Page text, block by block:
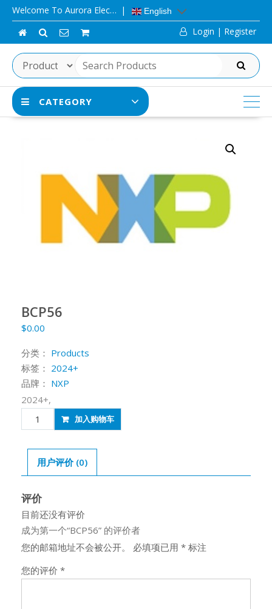
Skip
content
Welcome To Aurora Elec… English
Login | Register
SEARCH
CATEGORY
BCP56
$0.00
分类： Products
标签： 2024+
品牌： NXP
2024+,
BCP56
数
加入购物车
用户评价 (0)
评价
目前还没有评价
成为第一个“BCP56” 的评价者
您的邮箱地址不会被公开。
必填项已用 * 标注
您的评价 *